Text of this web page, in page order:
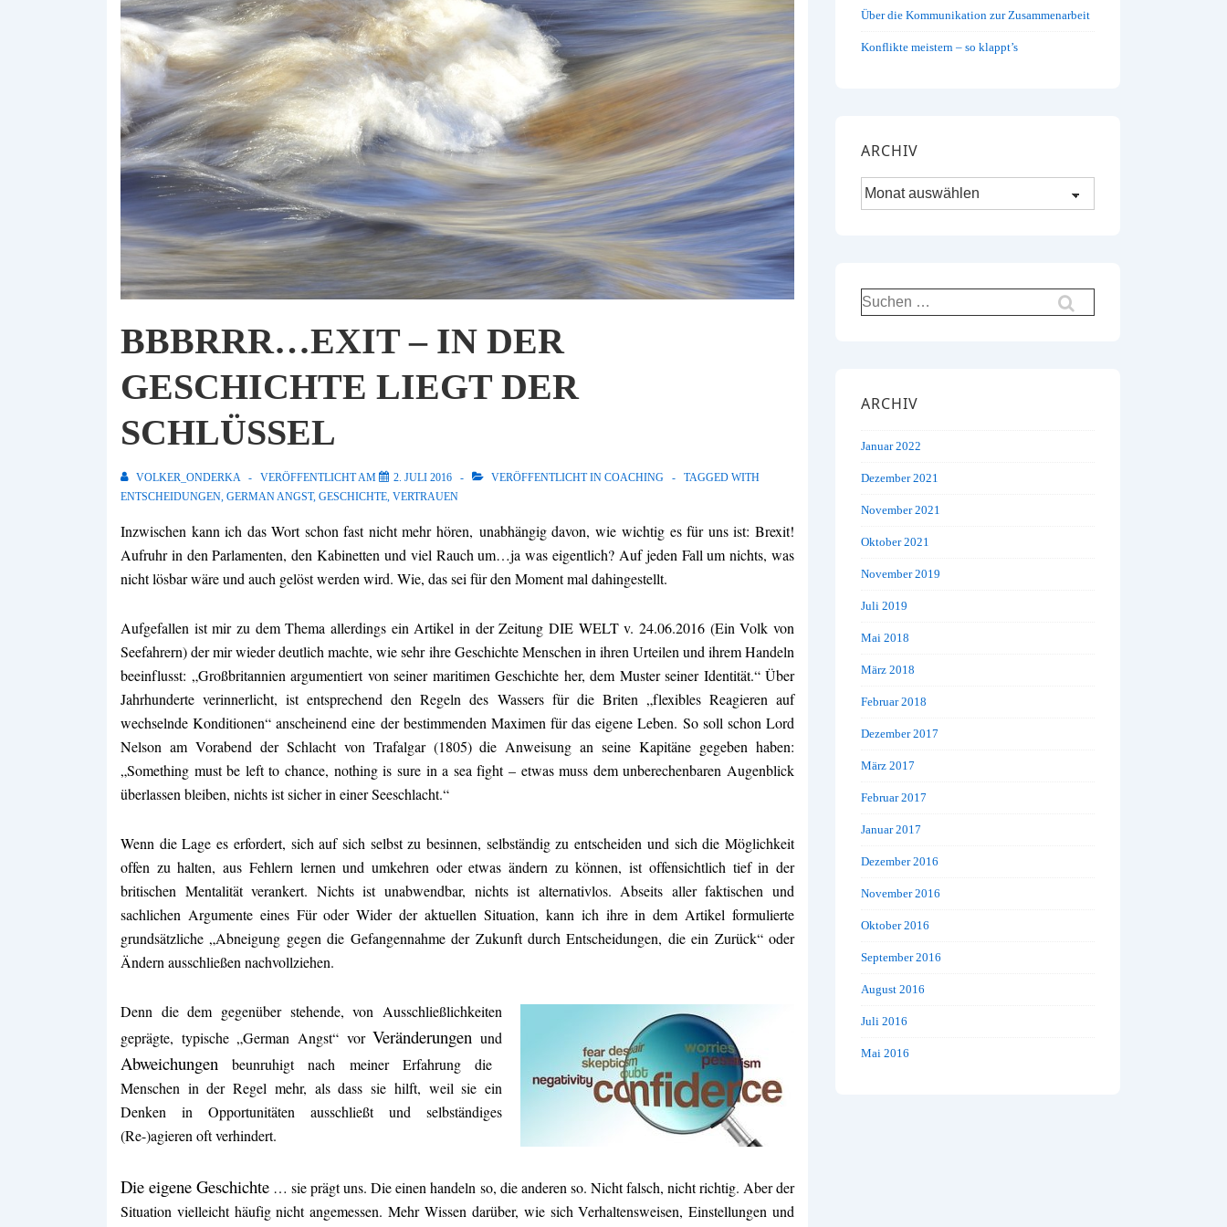
BBBRRR…EXIT – IN DER
GESCHICHTE LIEGT DER
SCHLÜSSEL
VOLKER_ONDERKA VERÖFFENTLICHT AM 2. JULI 2016 VERÖFFENTLICHT IN COACHING
TAGGED WITH
ENTSCHEIDUNGEN, GERMAN ANGST, GESCHICHTE, VERTRAUEN
Inzwischen kann ich das Wort schon fast nicht mehr hören, unabhängig davon, wie wichtig es für uns ist: Brexit!
Aufruhr in den Parlamenten, den Kabinetten und viel Rauch um…ja was eigentlich? Auf jeden Fall um nichts, was
nicht lösbar wäre und auch gelöst werden wird. Wie, das sei für den Moment mal dahingestellt.
Aufgefallen ist mir zu dem Thema allerdings ein Artikel in der Zeitung DIE WELT v. 24.06.2016 (Ein Volk von
Seefahrern) der mir wieder deutlich machte, wie sehr ihre Geschichte Menschen in ihren Urteilen und ihrem Handeln
beeinflusst: „Großbritannien argumentiert von seiner maritimen Geschichte her, dem Muster seiner Identität.“ Über
Jahrhunderte verinnerlicht, ist entsprechend den Regeln des Wassers für die Briten „flexibles Reagieren auf
wechselnde Konditionen“ anscheinend eine der bestimmenden Maximen für das eigene Leben. So soll schon Lord
Nelson am Vorabend der Schlacht von Trafalgar (1805) die Anweisung an seine Kapitäne gegeben haben:
„Something must be left to chance, nothing is sure in a sea fight – etwas muss dem unberechenbaren Augenblick
überlassen bleiben, nichts ist sicher in einer Seeschlacht.“
Wenn die Lage es erfordert, sich auf sich selbst zu besinnen, selbständig zu entscheiden und sich die Möglichkeit
offen zu halten, aus Fehlern lernen und umkehren oder etwas ändern zu können, ist offensichtlich tief in der
britischen Mentalität verankert. Nichts ist unabwendbar, nichts ist alternativlos. Abseits aller faktischen und
sachlichen Argumente eines Für oder Wider der aktuellen Situation, kann ich ihre in dem Artikel formulierte
grundsätzliche „Abneigung gegen die Gefangennahme der Zukunft durch Entscheidungen, die ein Zurück“ oder
Ändern ausschließen nachvollziehen.
Denn die dem gegenüber stehende, von Ausschließlichkeiten
geprägte, typische „German Angst“ vorVeränderungen und
Abweichungen beunruhigt nach meiner Erfahrung die
Menschen in der Regel mehr, als dass sie hilft, weil sie ein
Denken in Opportunitäten ausschließt und selbständiges
(Re-)agieren oft verhindert.
Die eigene Geschichte … sie prägt uns. Die einen handeln so, die anderen so. Nicht falsch, nicht richtig. Aber der
Situation vielleicht häufig nicht angemessen. Mehr Wissen darüber, wie sich Verhaltensweisen, Einstellungen und
Über die Kommunikation zur Zusammenarbeit
Konflikte meistern – so klappt’s
ARCHIV
Archiv
Suchen
nach:
ARCHIV
Januar 2022
Dezember 2021
November 2021
Oktober 2021
November 2019
Juli 2019
Mai 2018
März 2018
Februar 2018
Dezember 2017
März 2017
Februar 2017
Januar 2017
Dezember 2016
November 2016
Oktober 2016
September 2016
August 2016
Juli 2016
Mai 2016